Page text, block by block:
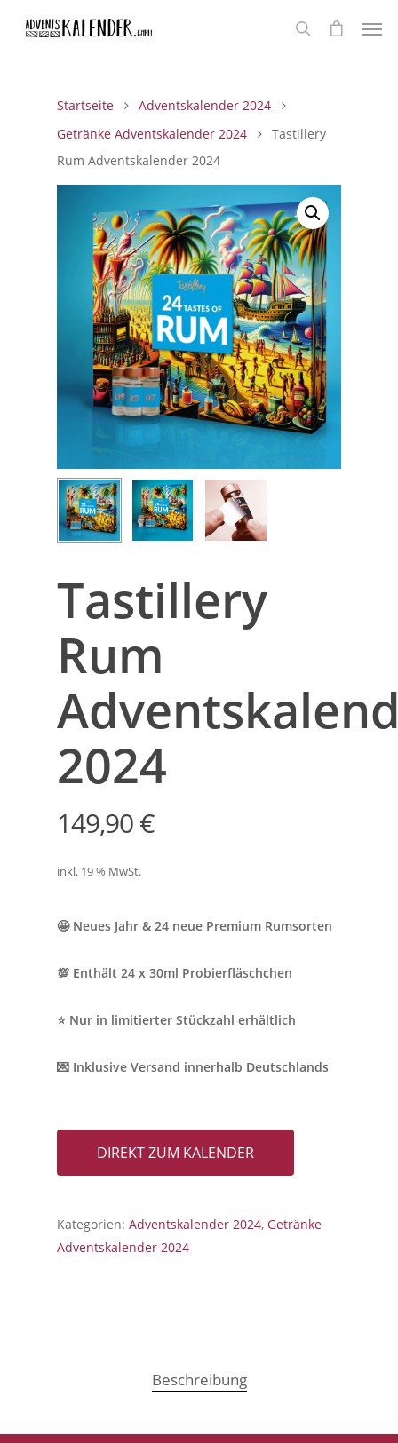
Startseite
Adventskalender 2024
Getränke Adventskalender 2024
Tastillery
Rum Adventskalender 2024
Tastillery
Rum
2024
149,90€
inkl. 19 % MwSt.
🤩 Neues Jahr & 24 neue Premium Rumsorten
💯 Enthält 24 x 30ml Probierfläschchen
⭐️ Nur in limitierter Stückzahl erhältlich
💌 Inklusive Versand innerhalb Deutschlands
DIREKT ZUM KALENDER
Kategorien: Adventskalender 2024, Getränke
Adventskalender 2024
Beschreibung